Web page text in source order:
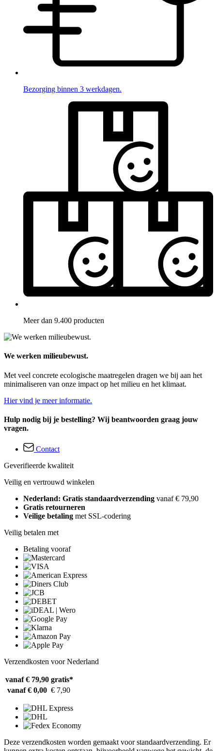
Bezorging binnen 3 werkdagen.
Meer dan 9.400 producten
We werken milieubewust.
Met veel concrete ecologische maatregelen dragen we bij aan het
minimaliseren van onze impact op het milieu en het klimaat.
Hier vind je meer informatie.
Hulp nodig bij je bestelling? Wij beantwoorden graag jouw
vragen.
Contact
Geverifieerde kwaliteit
Veilig en vertrouwd winkelen
Nederland: Gratis standaardverzending vanaf € 79,90
Gratis retourneren
Veilige betaling met SSL-codering
Veilig betalen met
Betaling vooraf
Verzendkosten voor Nederland
vanaf € 79,90 gratis*
vanaf € 0,00 € 7,90
Deze verzendkosten worden gemaakt voor standaardverzending. Er